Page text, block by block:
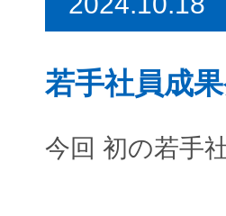
若手社員成
今回 初の若手